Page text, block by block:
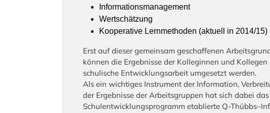
Informationsmanagement
Wertschätzung
Kooperative Lernmethoden (aktuell in 2014/15)
Erst auf dieser gemeinsam geschaffenen
können die Ergebnisse der Kolleginnen und
schulische Entwicklungsarbeit umgesetzt werden.
Als ein wichtiges Instrument der Information,
der Ergebnisse der Arbeitsgruppen hat sich dabei
Schulentwicklungsprogramm etablierte Q-